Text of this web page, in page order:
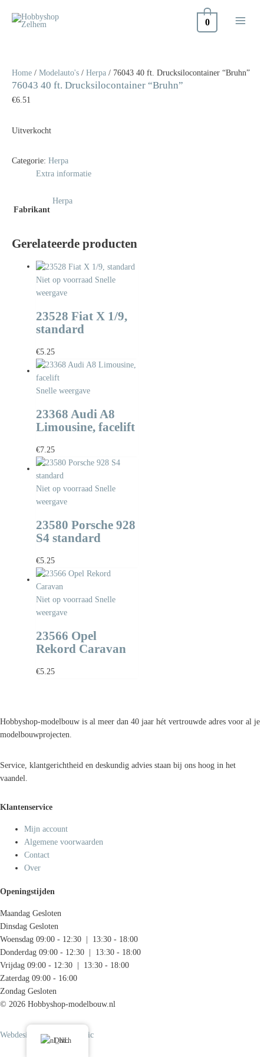
naar
0
Home / Modelauto's / Herpa / 76043 40 ft. Drucksilocontainer “Bruhn”
76043 40 ft. Drucksilocontainer “Bruhn”
€6.51
Uitverkocht
Categorie: Herpa
Extra informatie
Fabrikant
Herpa
Gerelateerde producten
Niet op voorraad Snelle
weergave
23528 Fiat X 1/9,
standard
€5.25
Snelle weergave
23368 Audi A8
Limousine, facelift
€7.25
Niet op voorraad Snelle
weergave
23580 Porsche 928
S4 standard
€5.25
Niet op voorraad Snelle
weergave
23566 Opel
Rekord Caravan
€5.25
Hobbyshop-modelbouw is al meer dan 40 jaar hét vertrouwde adres voor al je
modelbouwprojecten.
Service, klantgerichtheid en deskundig advies staan bij ons hoog in het
vaandel.
Klantenservice
Mijn account
Algemene voorwaarden
Contact
Over
Openingstijden
Maandag Gesloten
Dinsdag Gesloten
Woensdag 09:00 - 12:30 | 13:30 - 18:00
Donderdag 09:00 - 12:30 | 13:30 - 18:00
Vrijdag 09:00 - 12:30 | 13:30 - 18:00
Zaterdag 09:00 - 16:00
Zondag Gesloten
© 2026 Hobbyshop-modelbouw.nl
Webdesign door Systemedic
Dutch